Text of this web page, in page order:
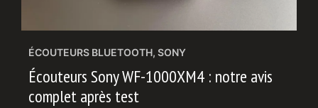
ÉCOUTEURS BLUETOOTH, SONY
Écouteurs Sony WF-1000XM4 : notre avis
complet après test